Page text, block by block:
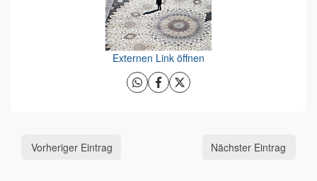
Externen Link öffnen
Vorheriger Eintrag Nächster Eintrag